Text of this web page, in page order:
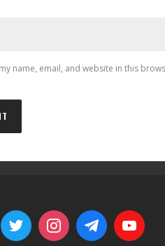
name, email, and website in this